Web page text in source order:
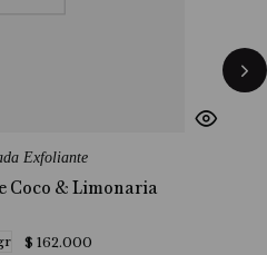
Exfoliante
Coco & Limonaria
$ 162.000